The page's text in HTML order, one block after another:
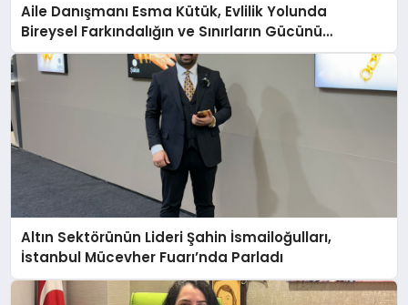
Aile Danışmanı Esma Kütük, Evlilik Yolunda
Bireysel Farkındalığın ve Sınırların Gücünü
Anlatıyor
Altın Sektörünün Lideri Şahin İsmailoğulları,
İstanbul Mücevher Fuarı’nda Parladı ￼